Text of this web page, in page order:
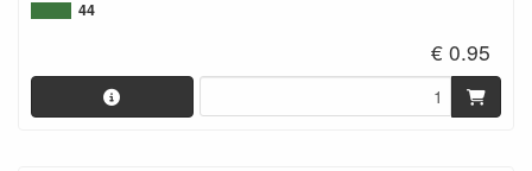
44
€ 0.95